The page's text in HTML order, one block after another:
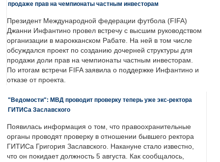
продаже прав на чемпионаты частным инвесторам
Президент Международной федерации футбола (FIFA)
Джанни Инфантино провел встречу с высшим руководством
организации в марокканском Рабате. На ней в том числе
обсуждался проект по созданию дочерней структуры для
продажи доли прав на чемпионаты частным инвесторам.
По итогам встречи FIFA заявила о поддержке Инфантино и
отказе от проекта.
"Ведомости": МВД проводит проверку теперь уже экс-ректора
ГИТИСа Заславского
Появилась информация о том, что правоохранительные
органы проводят проверку в отношении бывшего ректора
ГИТИСа Григория Заславского. Накануне стало известно,
что он покидает должность 5 августа. Как сообщалось,